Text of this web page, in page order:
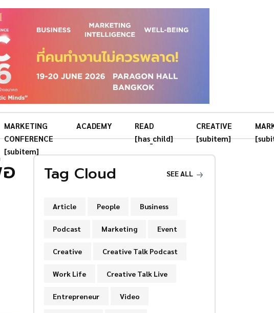
MARKETING
CONFERENCE
[subitem]
ACADEMY
READ
[has_child]
CREATIVE
[subitem]
Tag Cloud SEE ALL
Article People Business
Podcast Marketing Event
Creative Creative Talk Podcast
Work Life Creative Talk Live
Entrepreneur Video